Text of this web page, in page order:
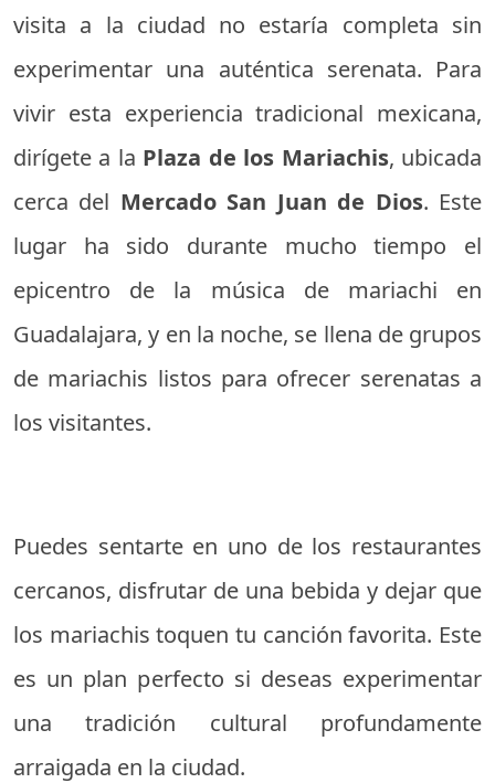
visita a la ciudad no estaría completa sin
experimentar una auténtica serenata. Para
vivir esta experiencia tradicional mexicana,
dirígete a la Plaza de los Mariachis, ubicada
cerca del Mercado San Juan de Dios. Este
lugar ha sido durante mucho tiempo el
epicentro de la música de mariachi en
Guadalajara, y en la noche, se llena de grupos
de mariachis listos para ofrecer serenatas a
los visitantes.
Puedes sentarte en uno de los restaurantes
cercanos, disfrutar de una bebida y dejar que
los mariachis toquen tu canción favorita. Este
es un plan perfecto si deseas experimentar
una tradición cultural profundamente
arraigada en la ciudad.